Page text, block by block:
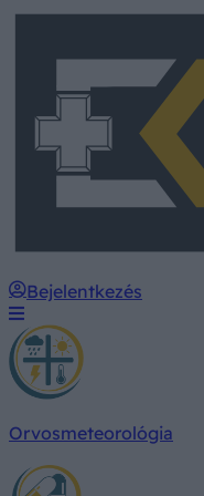
Bejelentkezés
Orvosmeteorológia